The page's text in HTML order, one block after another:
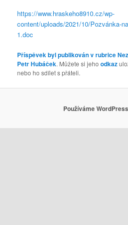
https://www.hraskeho8910.cz/wp-
content/uploads/2021/10/Pozvánka-
1.doc
Příspěvek byl publikován v rubrice
Petr Hubáček. Můžete si jehoodkaz
nebo ho sdílet s přáteli.
Používáme